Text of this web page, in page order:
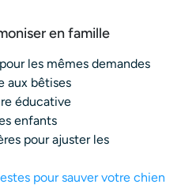
en famille
les mêmes demandes
aux bêtises
éducative
enfants
pour ajuster les
pour sauver votre chien